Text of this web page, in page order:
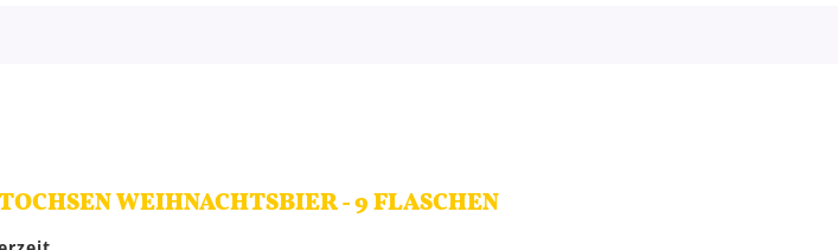
WEIHNACHTSBIER - 9 FLASCHEN